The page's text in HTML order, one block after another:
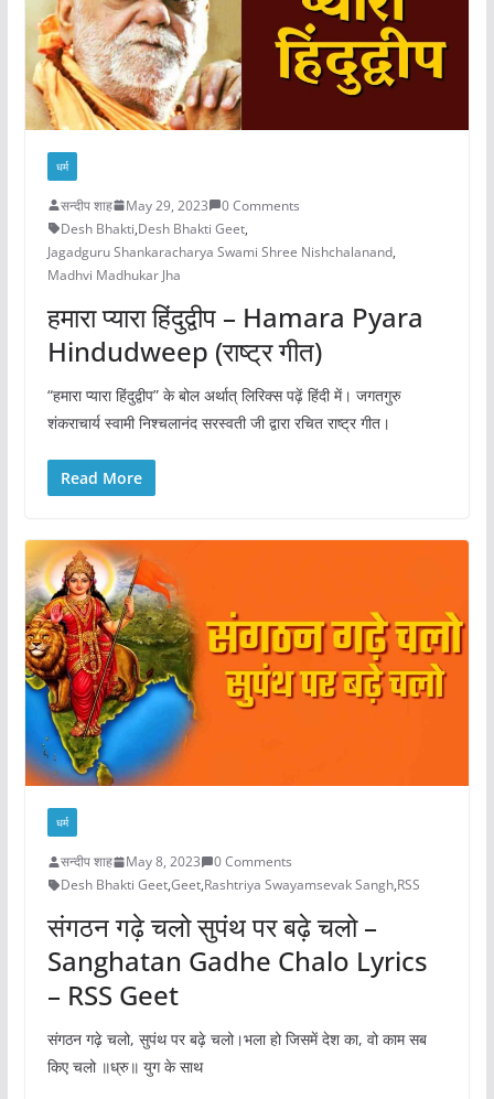
धर्म
सन्दीप शाह May 29, 2023
0 Comments
Desh Bhakti,Desh Bhakti Geet,
Jagadguru Shankaracharya Swami Shree Nishchalanand,
Madhvi Madhukar Jha
हमारा प्यारा हिंदुद्वीप – Hamara Pyara
Hindudweep (राष्ट्र गीत)
“हमारा प्यारा हिंदुद्वीप” के बोल अर्थात् लिरिक्स पढ़ें हिंदी में। जगतगुरु
शंकराचार्य स्वामी निश्चलानंद सरस्वती जी द्वारा रचित राष्ट्र गीत।
Read More
धर्म
सन्दीप शाह May 8, 2023
0 Comments
Desh Bhakti Geet,Geet,Rashtriya Swayamsevak Sangh,RSS
संगठन गढ़े चलो सुपंथ पर बढ़े चलो –
Sanghatan Gadhe Chalo Lyrics
– RSS Geet
संगठन गढ़े चलो, सुपंथ पर बढ़े चलो।भला हो जिसमें देश का, वो काम सब
किए चलो ॥ध्रु॥ युग के साथ